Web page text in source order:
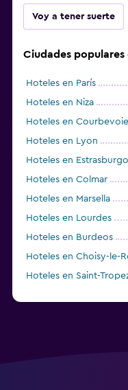
Voy a tener suerte
Ciudades populares
Hoteles en París
Hoteles en Niza
Hoteles en Courbevoie
Hoteles en Lyon
Hoteles en Estrasburgo
Hoteles en Colmar
Hoteles en Marsella
Hoteles en Lourdes
Hoteles en Burdeos
Hoteles en Choisy-le-
Hoteles en Saint-